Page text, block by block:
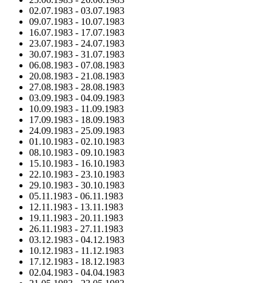
02.07.1983 - 03.07.1983
09.07.1983 - 10.07.1983
16.07.1983 - 17.07.1983
23.07.1983 - 24.07.1983
30.07.1983 - 31.07.1983
06.08.1983 - 07.08.1983
20.08.1983 - 21.08.1983
27.08.1983 - 28.08.1983
03.09.1983 - 04.09.1983
10.09.1983 - 11.09.1983
17.09.1983 - 18.09.1983
24.09.1983 - 25.09.1983
01.10.1983 - 02.10.1983
08.10.1983 - 09.10.1983
15.10.1983 - 16.10.1983
22.10.1983 - 23.10.1983
29.10.1983 - 30.10.1983
05.11.1983 - 06.11.1983
12.11.1983 - 13.11.1983
19.11.1983 - 20.11.1983
26.11.1983 - 27.11.1983
03.12.1983 - 04.12.1983
10.12.1983 - 11.12.1983
17.12.1983 - 18.12.1983
02.04.1983 - 04.04.1983